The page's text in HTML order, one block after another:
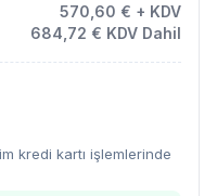
570,60 € + KDV
684,72 € KDV Dahil
kredi kartı işlemlerinde